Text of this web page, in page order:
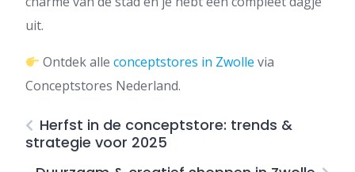
uit.
Ontdek alleconceptstores in Zwolle via
Conceptstores Nederland.
Herfst in de conceptstore: trends &
strategie voor 2025